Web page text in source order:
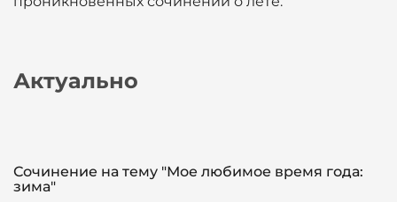
Актуально
Сочинение на тему "Мое любимое время года:
зима"